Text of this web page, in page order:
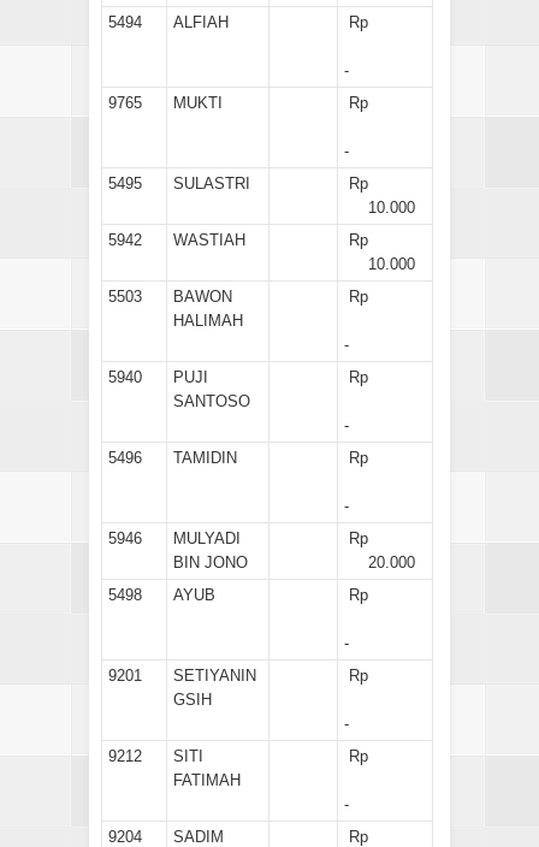
5494
ALFIAH Rp
-
9765
MUKTI Rp
-
5495
SULASTRI
Rp
10.000
5942
WASTIAH
Rp
10.000
5503
BAWON
HALIMAH
Rp
-
5940
PUJI
SANTOSO
Rp
-
5496
TAMIDIN Rp
-
5946
MULYADI
BIN JONO
Rp
20.000
5498
AYUB Rp
-
9201
SETIYANIN
GSIH
Rp
-
9212
SITI
FATIMAH
Rp
-
9204
SADIM Rp